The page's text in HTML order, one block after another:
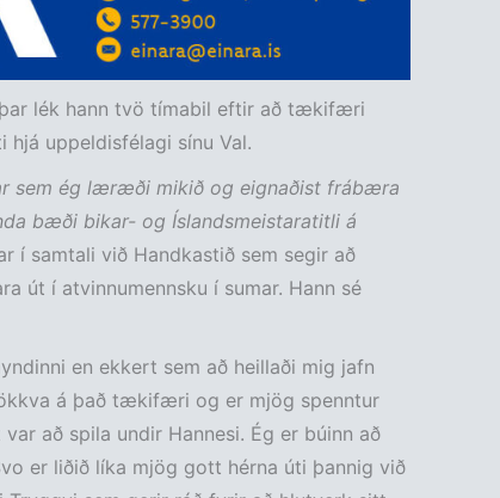
lék hann tvö tímabil eftir að tækifæri
hjá uppeldisfélagi sínu Val.
sem ég læræði mikið og eignaðist frábæra
bæði bikar- og Íslandsmeistaratitli á
í samtali við Handkastið sem segir að
út í atvinnumennsku í sumar. Hann sé
en ekkert sem að heillaði mig jafn
á það tækifæri og er mjög spenntur
að spila undir Hannesi. Ég er búinn að
er liðið líka mjög gott hérna úti þannig við